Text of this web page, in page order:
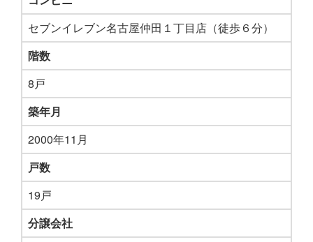
セブンイレブン名古屋仲田１丁目店（徒歩６分）
階数
8戸
築年月
2000年11月
戸数
19戸
分譲会社